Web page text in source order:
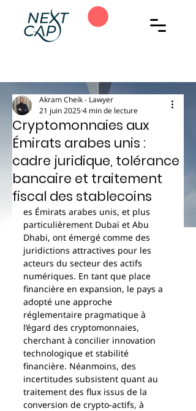
Cryptomonnaies aux
Émirats arabes unis :
cadre juridique, tolérance
bancaire et traitement
fiscal des stablecoins
Akram Cheik - Lawyer
21 juin 20254 min de lecture
es Émirats arabes unis, et plus
particulièrement Dubaï et Abu
Dhabi, ont émergé comme des
juridictions attractives pour les
acteurs du secteur des actifs
numériques. En tant que place
financière en expansion, le pays a
adopté une approche
réglementaire pragmatique à
l’égard des cryptomonnaies,
cherchant à concilier innovation
technologique et stabilité
financière. Néanmoins, des
incertitudes subsistent quant au
traitement des flux issus de la
conversion de crypto-actifs, à